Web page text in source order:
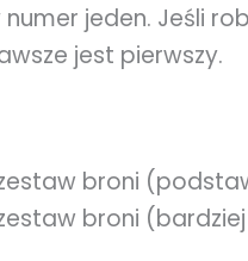
jeden. Jeśli
jest pierwszy.
broni
broni